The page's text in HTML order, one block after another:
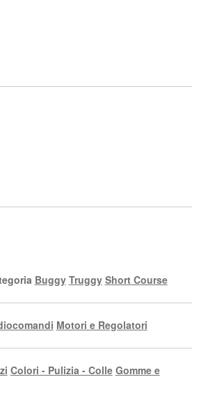
Buggy Truggy Short Course
Motori e Regolatori
Colori - Pulizia - Colle Gomme e